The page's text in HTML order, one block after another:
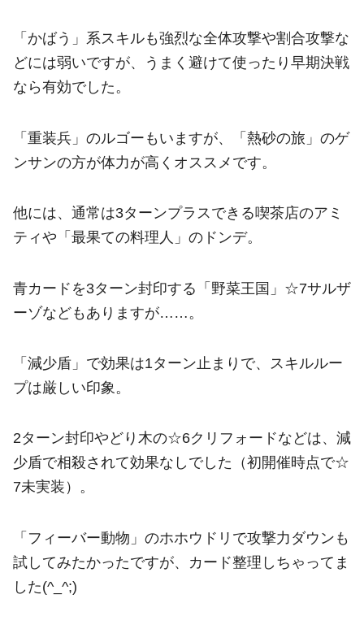
「かばう」系スキルも強烈な全体攻撃や割合攻撃な
どには弱いですが、うまく避けて使ったり早期決戦
なら有効でした。
「重装兵」のルゴーもいますが、「熱砂の旅」のゲ
ンサンの方が体力が高くオススメです。
他には、通常は3ターンプラスできる喫茶店のアミ
ティや「最果ての料理人」のドンデ。
青カードを3ターン封印する「野菜王国」☆7サルザ
ーゾなどもありますが……。
「減少盾」で効果は1ターン止まりで、スキルルー
プは厳しい印象。
2ターン封印やどり木の☆6クリフォードなどは、減
少盾で相殺されて効果なしでした（初開催時点で☆
7未実装）。
「フィーバー動物」のホホウドリで攻撃力ダウンも
試してみたかったですが、カード整理しちゃってま
した(^_^;)